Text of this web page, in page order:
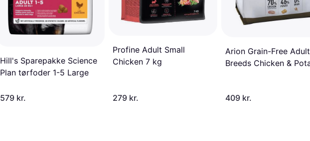
Hill's Sparepakke Science
Plan tørfoder 1-5 Large
579 kr.
Profine Adult Small
Chicken 7 kg
279 kr.
Arion Grain-Free
Breeds Chicken &
409 kr.